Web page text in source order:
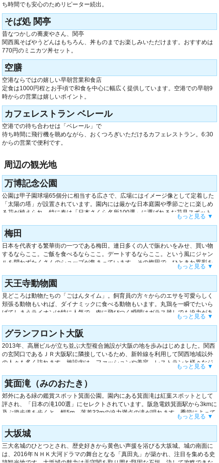
ち時間でも安心のためリピーター続出。
そば処 関亭
昔なつかしの蕎麦やさん、関亭
関西風そばやうどんはもちろん、丼ものまでお楽しみいただけます。おすすめは
770円のミニカツ丼セット。
空膳
空港ならではの嬉しい早朝営業和食店
定食は1000円程とお手頃で和食を中心に幅広く提供しています。空港での早朝9
時からの営業は嬉しいポイント。
カフェレストラン ベレール
空港での待ち合わせは「ベレール」で
待ち時間に飛行機を眺めながら、おくつろぎいただけるカフェレストラン。6:30
からの営業で便利です。
周辺の観光地
万博記念公園
公園は甲子園球場65個分に相当する広さで、広場にはイメージ像として定着した
「太陽の塔」が設置されています。園内には厳かな日本庭園や季節ごとに楽しめ
る花が植えられ、特に春は「日本さくら名所100選」に選ばれるお花見スポット
として有名です。万博展示や博物館といった文化施設や、サッカーチームの練習
場をはじめとする運動施設も完備しています。2015年11月には、園内の一角には
８つのエンタメ施設とショッピングモールが集まった日本最大級の複合商業施設
がオープンしたことで一躍注目を集めました。
もっと見る ▼
梅田
日本を代表する繁華街の一つである梅田。連日多くの人で賑わいをみせ、買い物
するならここ。ご飯を食べるならここ。デートするならここ。という風にジャン
ルを問わずたくさんのショップが集まっています。その梅田で、ひときわ異彩を
放つデザインのビルを目にします。その名も「梅田スカイビル」。上部が連結し
たビルとビルの間にはポッカリ穴が開いていて、そこに2本の通路があり…と言葉
では伝えにくいほど奇抜な造り。でもそこは「空中庭園」とよばれる夜景の名所
にもなっており、たくさんの観光客をあつめています。
もっと見る ▼
天王寺動物園
見どころは動物たちの「ごはんタイム」。飼育員の方々からのエサを可愛らしく
頬張る動物もいれば、ダイナミックに食べる動物もいます。丸鶏を一瞬でたいら
げてしまうライオンは特に人気で、肉に飛びつく瞬間はガラス越しでも迫力があ
ります。さすがは百獣の王といった風格がありますが、ときおりごはんをねだり
近づいてきて見せる愛くるしい顔がたまりません。交通機関でアクセスしやすい
市街地にある点も魅力的です。国内で３番目にできた歴史の長い動物園で、2015
年には開園100周年を迎えました。
もっと見る ▼
グランフロント大阪
2013年、高層ビルが立ち並ぶ大型複合施設が大阪の地を歩みはじめました。関西
の玄関口であるＪＲ大阪駅に隣接しているため、新幹線を利用して関西地域以外
の人々も多く訪れます。施設内は、ファッションや美容、レストランと様々なジ
ャンルの店が266店舗も揃っています。その中でも、ユニークで注目を集めてい
る店が、近畿大学の水産研究所が振る舞う「近大マグロ」の料理屋さん。養殖魚
の魅力をたっぷり詰め込んだ海鮮丼は、マグロへの愛と旨みを堪能できる一品で
す。大阪の枢要に聳える未来に一歩踏み込んでみませんか？
もっと見る ▼
箕面滝（みのおたき）
郊外にある緑の鑑賞スポット箕面公園。園内にある箕面滝は紅葉スポットとして
評され、「日本の滝100選」にセレクトされています。阪急電鉄箕面駅から3kmに
及ぶ遊歩道を歩くと、幅5m、落差33mの迫力満点の滝が現れます。季節によって
異なった表情を見せ、ダイナミックに落ちる勢いは自然の力強さを感じさせま
す。園内は管理され、歩きやすいハイキングルートも整っています。周辺には、
「もみじの天ぷら」を販売するお店もあるので行ってみましょう。葉を1枚ずつ優
しく揚げた、素朴で香ばしいお菓子です。
もっと見る ▼
大坂城
三大名城のひとつとされ、歴史好きから黄色い声援を浴びる大坂城。城の南面に
は、2016年ＮＨＫ大河ドラマの舞台となる「真田丸」が築かれ、注目を集める史